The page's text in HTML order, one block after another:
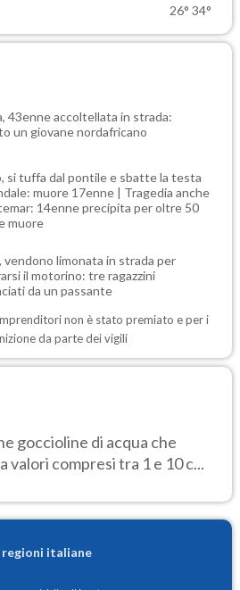
26° 34°
43enne accoltellata in strada:
un giovane nordafricano
si tuffa dal pontile e sbatte la testa
muore 17enne | Tragedia anche
14enne precipita per oltre 50
muore
vendono limonata in strada per
il motorino: tre ragazzini
da un passante
non è stato premiato e per i
da parte dei vigili
goccioline di acqua che
valori compresi tra 1 e 10 c...
regioni italiane